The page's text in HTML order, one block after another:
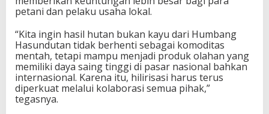
petani dan pelaku usaha lokal.
“Kita ingin hasil hutan bukan kayu dari Humbang
Hasundutan tidak berhenti sebagai komoditas
mentah, tetapi mampu menjadi produk olahan yang
memiliki daya saing tinggi di pasar nasional bahkan
internasional. Karena itu, hilirisasi harus terus
diperkuat melalui kolaborasi semua pihak,”
tegasnya.